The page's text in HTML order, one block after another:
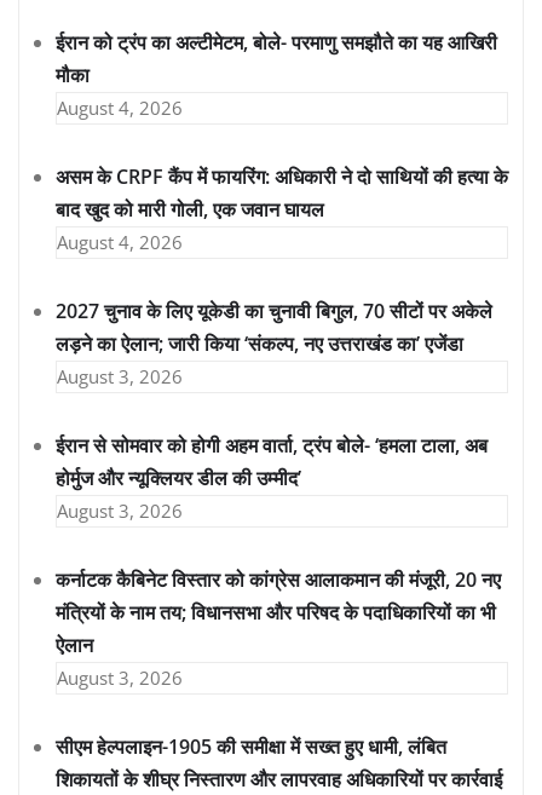
ईरान को ट्रंप का अल्टीमेटम, बोले- परमाणु समझौते का यह आखिरी
मौका
August 4, 2026
असम के CRPF कैंप में फायरिंग: अधिकारी ने दो साथियों की हत्या के
बाद खुद को मारी गोली, एक जवान घायल
August 4, 2026
2027 चुनाव के लिए यूकेडी का चुनावी बिगुल, 70 सीटों पर अकेले
लड़ने का ऐलान; जारी किया ‘संकल्प, नए उत्तराखंड का’ एजेंडा
August 3, 2026
ईरान से सोमवार को होगी अहम वार्ता, ट्रंप बोले- ‘हमला टाला, अब
होर्मुज और न्यूक्लियर डील की उम्मीद’
August 3, 2026
कर्नाटक कैबिनेट विस्तार को कांग्रेस आलाकमान की मंजूरी, 20 नए
मंत्रियों के नाम तय; विधानसभा और परिषद के पदाधिकारियों का भी
ऐलान
August 3, 2026
सीएम हेल्पलाइन-1905 की समीक्षा में सख्त हुए धामी, लंबित
शिकायतों के शीघ्र निस्तारण और लापरवाह अधिकारियों पर कार्रवाई